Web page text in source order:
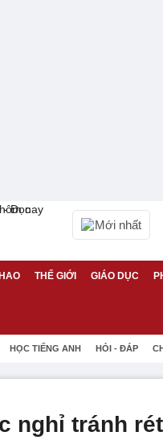
Mới nhất
THẾ GIỚI GIÁO DỤC
HỌC TIẾNG ANH HỎI - ĐÁP
nghỉ tránh